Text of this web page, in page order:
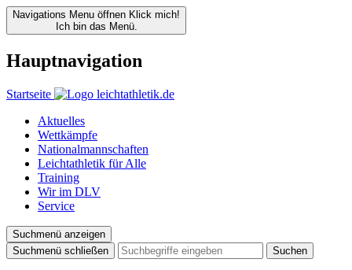
Navigations Menu öffnen Klick mich!
Ich bin das Menü.
Hauptnavigation
Startseite
Aktuelles
Wettkämpfe
Nationalmannschaften
Leichtathletik für Alle
Training
Wir im DLV
Service
Suchmenü anzeigen
Suchmenü schließen
Suchen